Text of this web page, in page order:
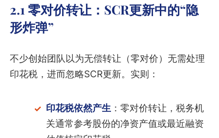
2.1 零对价转让：SCR更新中的“隐
形炸弹”
不少创始团队以为无偿转让（零对价）无需处理
印花税，进而忽略SCR更新。实则：
印花税依然产生：零对价转让，税务机
关通常参考股份的净资产值或最近融资